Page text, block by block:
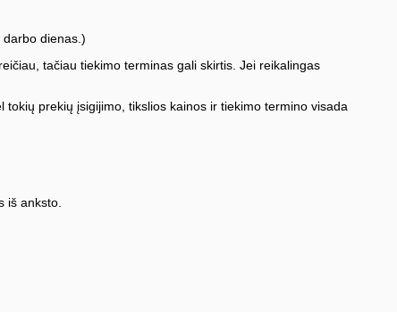
dienas.)
tačiau tiekimo terminas gali skirtis. Jei reikalingas
prekių įsigijimo, tikslios kainos ir tiekimo termino visada
iš anksto.